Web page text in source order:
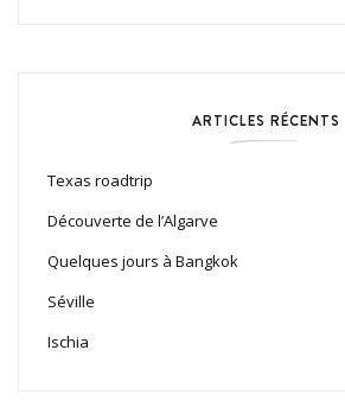
ARTICLES RÉCENTS
Texas roadtrip
Découverte de l’Algarve
Quelques jours à Bangkok
Séville
Ischia